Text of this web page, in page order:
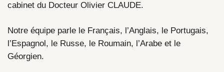
cabinet du Docteur Olivier CLAUDE.
Notre équipe parle le Français, l’Anglais, le Portugais,
l’Espagnol, le Russe, le Roumain, l’Arabe et le
Géorgien.